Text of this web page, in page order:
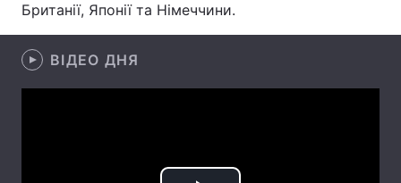
Британії, Японії та Німеччини.
ВІДЕО ДНЯ